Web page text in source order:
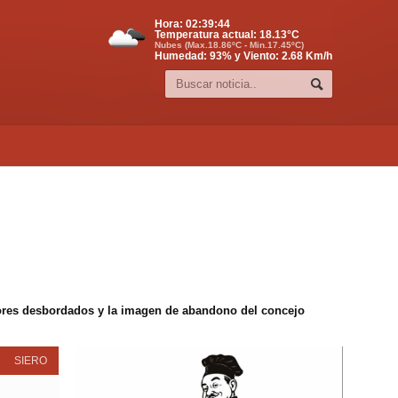
Hora: 02:39:45
Temperatura actual: 18.13°C
Nubes (Max.18.86ºC - Min.17.45ºC)
Humedad: 93% y Viento: 2.68 Km/h
desbordados y la imagen de abandono del concejo
SIERO